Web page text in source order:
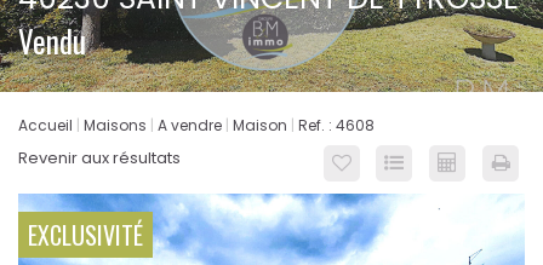
GESTION
NOS AGENCES
Nos équipes
BIENS VENDUS
CONTACT
Vendu
Accueil Maisons A vendre Maison Ref. : 4608
Revenir aux résultats
EXCLUSIVITÉ